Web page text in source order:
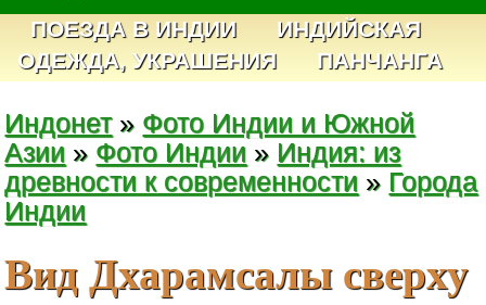
ПОЕЗДА В ИНДИИ
ИНДИЙСКАЯ
ОДЕЖДА, УКРАШЕНИЯ
ПАНЧАНГА
Индонет» Фото Индии и Южной
Азии » Фото Индии » Индия: из
древности к современности » Города
Индии
Вид Дхарамсалы сверху